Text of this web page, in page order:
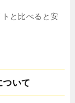
と比べると安
いて